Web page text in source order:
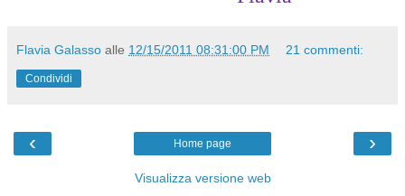
Flavia Galasso alle 12/15/2011 08:31:00 PM 21 commenti:
Condividi
‹ ›
Home page
Visualizza versione web